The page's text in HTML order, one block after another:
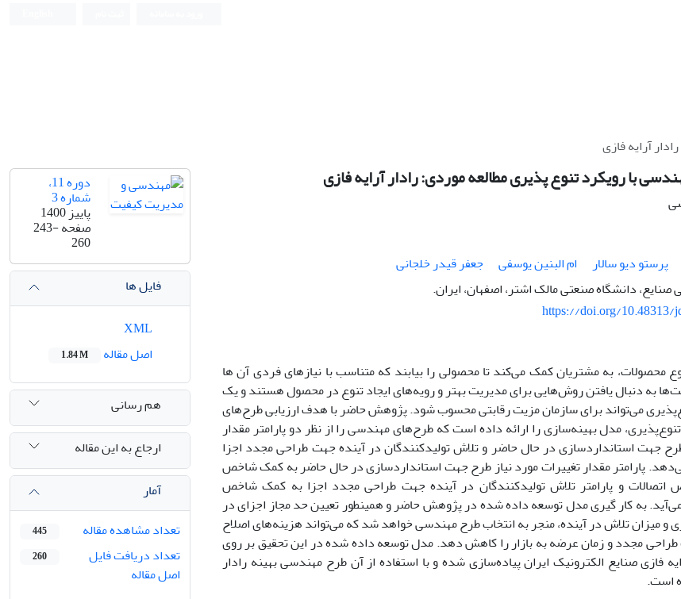
آرایه فازی
با رویکرد تنوع پذیری مطالعه موردی: رادار آرایه فازی
پرستو دیو سالار ام البنین یوسفی
جعفر قیدر خلجانی
دانشگاه صنعتی مالک اشتر، اصفهان، ایران.
https://doi.org/10.48313/
محصولات، به مشتریان کمک می‌کند تا محصولی را بیابند که متناسب با نیازهای فردی آن ها
به دنبال یافتن روش‌هایی برای مدیریت بهتر و رویه‌های ایجاد تنوع در محصول هستند و یک
می‌تواند برای سازمان مزیت رقابتی محسوب شود. پژوهش حاضر با هدف ارزیابی طرح‌های
مدل بهینه‌سازی را ارائه داده است که طرح‌های مهندسی را از نظر دو پارامتر مقدار
جهت استانداردسازی در حال حاضر و تلاش تولیدکنندگان در آینده جهت طراحی مجدد اجزا
پارامتر مقدار تغییرات مورد نیاز طرح جهت استانداردسازی در حال حاضر به کمک شاخص
و پارامتر تلاش تولیدکنندگان در آینده جهت طراحی مجدد اجزا به کمک شاخص
به کار گیری مدل توسعه داده شده در پژوهش حاضر و همینطور تعیین حد مجاز اجزای در
و میزان تلاش در آینده، منجر به انتخاب طرح مهندسی خواهد شد که می‌تواند هزینه‌های اصلاح
مجدد و زمان عرضه به بازار را کاهش دهد. مدل توسعه داده شده در این تحقیق بر روی
فازی صنایع الکترونیک ایران پیاده‌سازی شده و با استفاده از آن طرح مهندسی بهینه رادار
است.
دوره 11،
شماره 3
پاییز 1400
صفحه243-
260
فایل ها
اصل مقاله
1.84 M
هم رسانی
ارجاع به این مقاله
آمار
تعداد مشاهده مقاله
445
تعداد دریافت فایل
اصل مقاله
260